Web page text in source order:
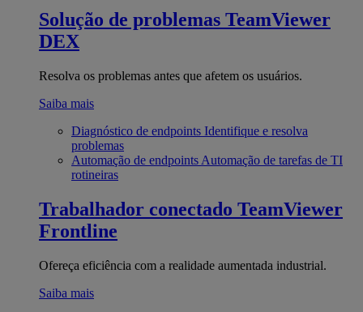
Solução de problemas TeamViewer
DEX
Resolva os problemas antes que afetem os usuários.
Saiba mais
Diagnóstico de endpoints Identifique e resolva
problemas
Automação de endpoints Automação de tarefas de TI
rotineiras
Trabalhador conectado TeamViewer
Frontline
Ofereça eficiência com a realidade aumentada industrial.
Saiba mais